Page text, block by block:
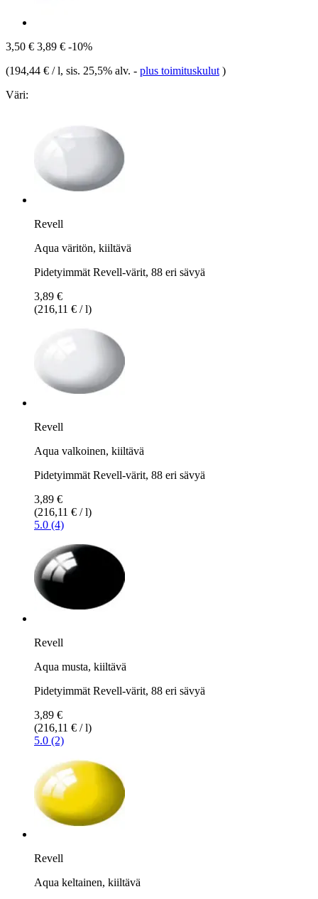
3,50 € 3,89 € -10%
(194,44 € / l, sis. 25,5% alv. - plus toimituskulut )
Väri:
Revell
Aqua väritön, kiiltävä
Pidetyimmät Revell-värit, 88 eri sävyä
3,89 €
(216,11 € / l)
Revell
Aqua valkoinen, kiiltävä
Pidetyimmät Revell-värit, 88 eri sävyä
3,89 €
(216,11 € / l)
5.0 (4)
Revell
Aqua musta, kiiltävä
Pidetyimmät Revell-värit, 88 eri sävyä
3,89 €
(216,11 € / l)
5.0 (2)
Revell
Aqua keltainen, kiiltävä